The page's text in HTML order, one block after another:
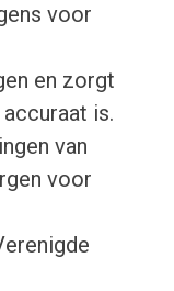
voor
en zorgt
is.
van
voor